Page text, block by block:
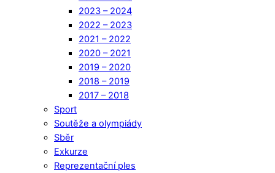
2023 – 2024
2022 – 2023
2021 – 2022
2020 – 2021
2019 – 2020
2018 – 2019
2017 – 2018
Sport
Soutěže a olympiády
Sběr
Exkurze
Reprezentační ples